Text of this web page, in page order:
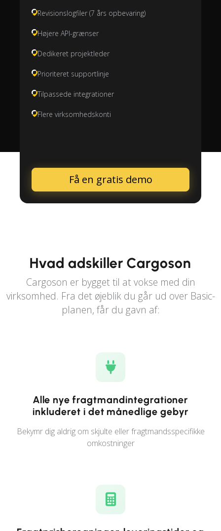
Revisionslogfiler (7 års opbevaring)
Højere API-grænser
Dedikeret projektleder
Prioriteret supportlinje
Tilpassede integrationer
Flere virksomhedskonti
Få en gratis demo
Hvad adskiller Cargoson
Cargoson er bygget til at vokse med din
virksomhed. Fra det øjeblik du går ud over Basic-
planen, får du gavn af:
Alle nye fragtmandintegrationer
inkluderet i det månedlige gebyr
Bekymr dig aldrig om skjulte eller fragtmandsspecifikke
omkostninger